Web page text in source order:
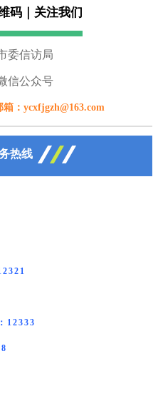
码｜关注我们
委信访局
信公众号
箱：ycxfjgzh@163.com
热线
12333